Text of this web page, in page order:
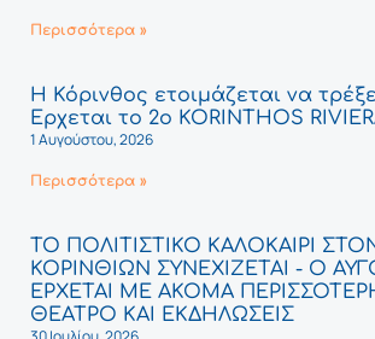
Περισσότερα »
Η Κόρινθος ετοιμάζεται να
Έρχεται το 2ο KORINTHOS
1 Αυγούστου, 2026
Περισσότερα »
ΤΟ ΠΟΛΙΤΙΣΤΙΚΟ ΚΑΛΟΚΑΙΡΙ
ΚΟΡΙΝΘΙΩΝ ΣΥΝΕΧΙΖΕΤΑΙ - Ο
ΕΡΧΕΤΑΙ ΜΕ ΑΚΟΜΑ
ΘΕΑΤΡΟ ΚΑΙ ΕΚΔΗΛΩΣΕΙΣ